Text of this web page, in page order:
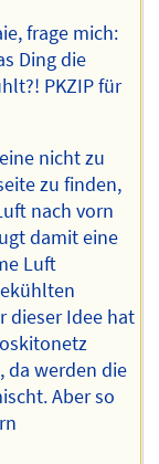
frage mich:
Ding die
PKZIP für
nicht zu
zu finden,
nach vorn
damit eine
Luft
dieser Idee hat
da werden die
Aber so